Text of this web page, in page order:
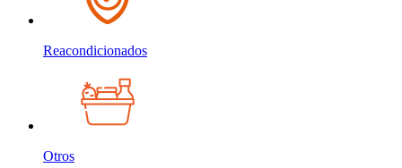
Reacondicionados
Otros